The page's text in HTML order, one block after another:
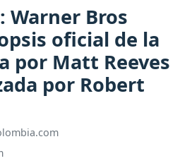
Warner Bros
oficial de la
por Matt Reeves
por Robert